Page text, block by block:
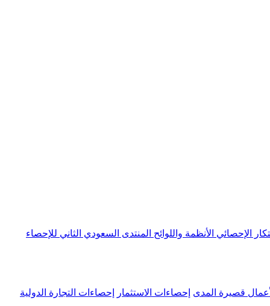
الإحصائي الأنظمة واللوائح المنتدى السعودي الثاني للإحصاء
قصيرة المدى إحصاءات الاستثمار إحصاءات التجارة الدولية